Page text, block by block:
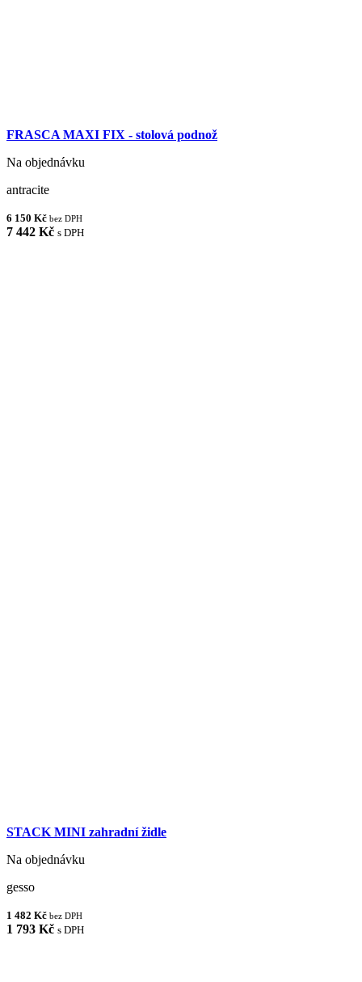
FRASCA MAXI FIX - stolová podnož
Na objednávku
antracite
6 150 Kč bez DPH
7 442 Kč s DPH
STACK MINI zahradní židle
Na objednávku
gesso
1 482 Kč bez DPH
1 793 Kč s DPH